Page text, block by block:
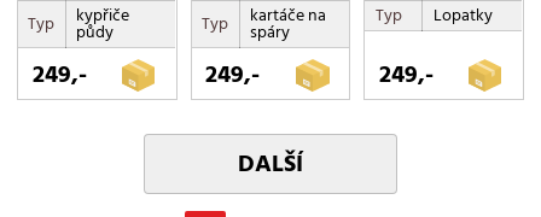
Typ kypřiče
půdy
249,-
Typ kartáče na
spáry
249,-
Typ Lopatky
249,-
DALŠÍ